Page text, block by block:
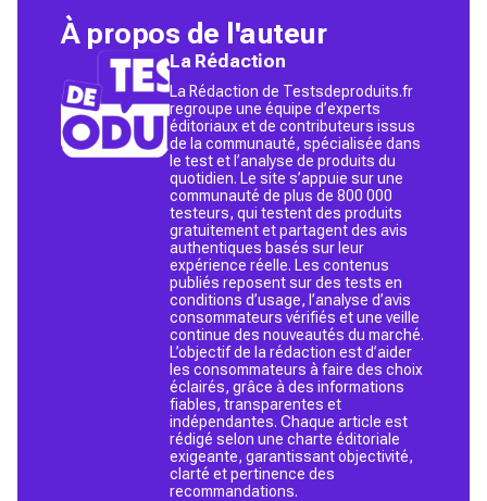
À propos de l'auteur
La Rédaction
La Rédaction de Testsdeproduits.fr
regroupe une équipe d’experts
éditoriaux et de contributeurs issus
de la communauté, spécialisée dans
le test et l’analyse de produits du
quotidien. Le site s’appuie sur une
communauté de plus de 800 000
testeurs, qui testent des produits
gratuitement et partagent des avis
authentiques basés sur leur
expérience réelle. Les contenus
publiés reposent sur des tests en
conditions d’usage, l’analyse d’avis
consommateurs vérifiés et une veille
continue des nouveautés du marché.
L’objectif de la rédaction est d’aider
les consommateurs à faire des choix
éclairés, grâce à des informations
fiables, transparentes et
indépendantes. Chaque article est
rédigé selon une charte éditoriale
exigeante, garantissant objectivité,
clarté et pertinence des
recommandations.